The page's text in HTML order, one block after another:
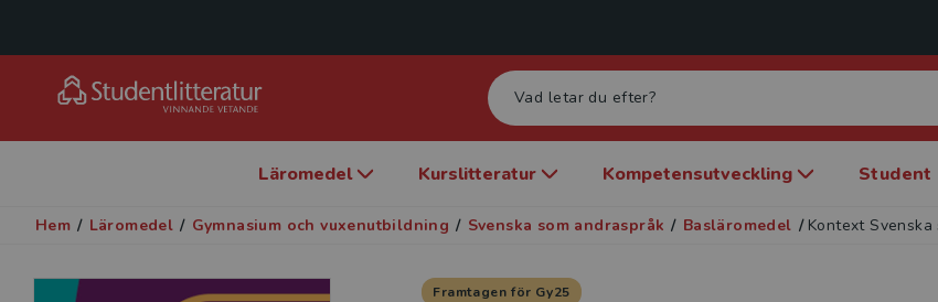
Läromedel Kurslitteratur Kompetensutveckling Student
Hem / Läromedel / Gymnasium och vuxenutbildning / Svenska som andraspråk / Basläromedel / Kontext
Framtagen för Gy25